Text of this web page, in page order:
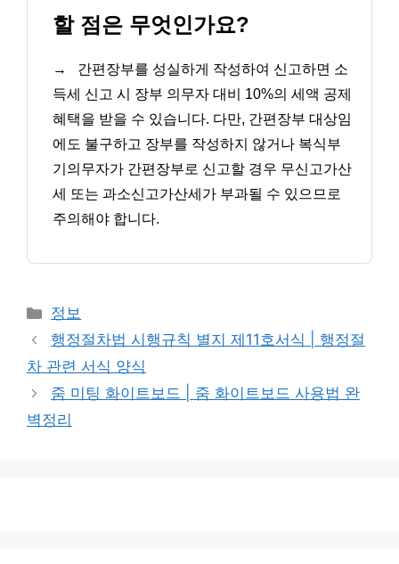
할 점은 무엇인가요?
→
간편장부를 성실하게 작성하여 신고하면 소
득세 신고 시 장부 의무자 대비 10%의 세액 공제
혜택을 받을 수 있습니다. 다만, 간편장부 대상임
에도 불구하고 장부를 작성하지 않거나 복식부
기의무자가 간편장부로 신고할 경우 무신고가산
세 또는 과소신고가산세가 부과될 수 있으므로
주의해야 합니다.
카
테
리
정보
행정절차법 시행규칙 별지 제11호서식 | 행정절
차 관련 서식 양식
줌 미팅 화이트보드 | 줌 화이트보드 사용법 완
벽정리